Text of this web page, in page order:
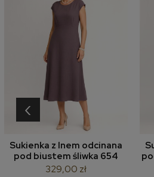
Sukienka z lnem odcinana
pod biustem śliwka 654
329,00 zł
‹